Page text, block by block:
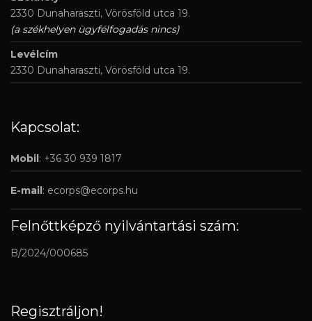
2330 Dunaharaszti, Vörösföld utca 19.
(a székhelyen ügyfélfogadás nincs)
Levélcím
2330 Dunaharaszti, Vörösföld utca 19.
Kapcsolat:
Mobil: +36 30 939 1817
E-mail: ecorps@ecorps.hu
Felnőttképző nyilvántartási szám:
B/2024/000685
Regisztráljon!